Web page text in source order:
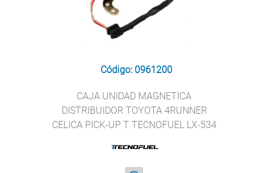
Código: 0961200
CAJA UNIDAD MAGNETICA
DISTRIBUIDOR TOYOTA 4RUNNER
CELICA PICK-UP T TECNOFUEL LX-534